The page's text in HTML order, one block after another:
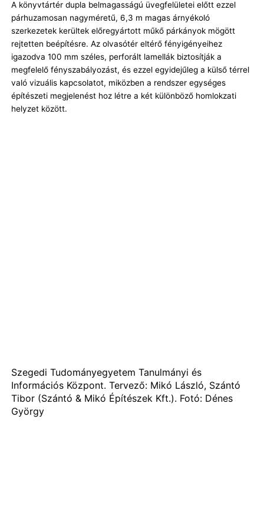
A könyvtártér dupla belmagasságú üvegfelületei előtt ezzel
párhuzamosan nagyméretű, 6,3 m magas árnyékoló
szerkezetek kerültek előregyártott műkő párkányok mögött
rejtetten beépítésre. Az olvasótér eltérő fényigényeihez
igazodva 100 mm széles, perforált lamellák biztosítják a
megfelelő fényszabályozást, és ezzel egyidejűleg a külső térrel
való vizuális kapcsolatot, miközben a rendszer egységes
építészeti megjelenést hoz létre a két különböző homlokzati
helyzet között.
Szegedi Tudományegyetem Tanulmányi és
Információs Központ. Tervező: Mikó László, Szántó
Tibor (Szántó & Mikó Építészek Kft.). Fotó: Dénes
György